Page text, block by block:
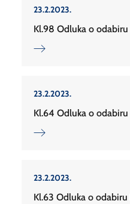
23.2.2023.
Kl.98 Odluka o
23.2.2023.
Kl.64 Odluka o
23.2.2023.
Kl.63 Odluka o